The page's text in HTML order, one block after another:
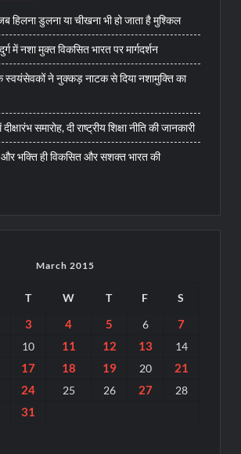
हिलना डुलना या चीखना भी हो जाता है मुश्किल
में नशा मुक्त विकसित भारत पर मार्गदर्शन
ने नुक्कड़ नाटक से दिया नशामुक्ति का
समारोह, दी राष्ट्रीय शिक्षा नीति की जानकारी
भक्ति ही विकसित और सशक्त भारत की
March 2015
T W T F
S
3 4 5 6 7
10 11 12 13 14
17 18 19 20
21
24 25 26 27 28
31